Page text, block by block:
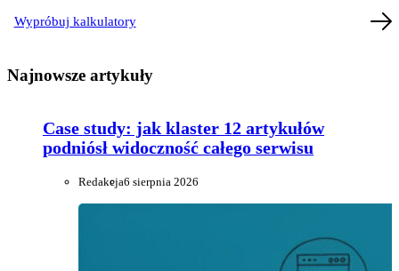
Wypróbuj kalkulatory
Najnowsze artykuły
Case study: jak klaster 12 artykułów
podniósł widoczność całego serwisu
Redakcja6 sierpnia 2026